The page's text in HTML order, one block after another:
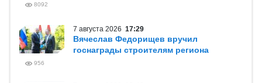
8092
7 августа 2026 17:29
Вячеслав Федорищев вручил
госнаграды строителям региона
956